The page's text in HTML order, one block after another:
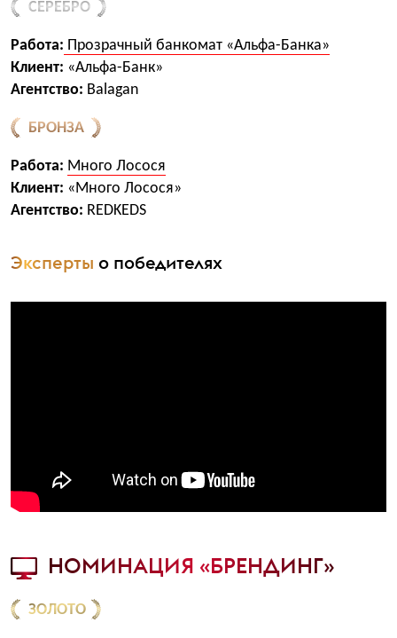
СЕРЕБРО
Работа: Прозрачный банкомат «Альфа-Банка»
Клиент: «Альфа-Банк»
Агентство: Balagan
БРОНЗА
Работа: Много Лосося
Клиент: «Много Лосося»
Агентство: REDKEDS
Эксперты о победителях
НОМИНАЦИЯ «БРЕНДИНГ»
ЗОЛОТО